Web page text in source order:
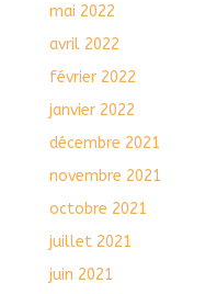
mai 2022
avril 2022
février 2022
janvier 2022
décembre 2021
novembre 2021
octobre 2021
juillet 2021
juin 2021